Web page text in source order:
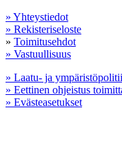
» Yhteystiedot
» Rekisteriseloste
» Toimitusehdot
» Vastuullisuus
» Laatu- ja
» Eettinen ohjeistus
» Evästeasetukset